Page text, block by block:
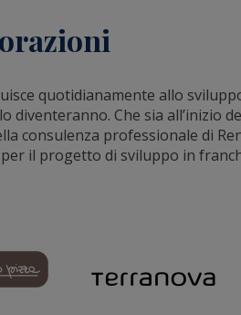
quotidianamente allo
diventeranno. Che sia all’inizio
consulenza professionale di
il progetto di sviluppo in